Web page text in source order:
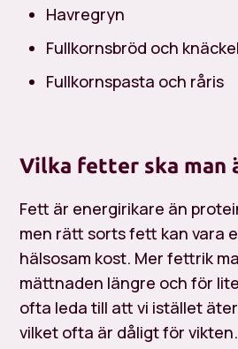
Havregryn
Fullkornsbröd och
Fullkornspasta och råris
Vilka fetter ska man
Fett är energirikare än
men rätt sorts fett kan vara
hälsosam kost. Mer fettrik
mättnaden längre och för
ofta leda till att vi istället
vilket ofta är dåligt för